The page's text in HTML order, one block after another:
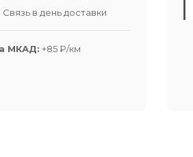
Связь в день доставки
МКАД: +85 ₽/км